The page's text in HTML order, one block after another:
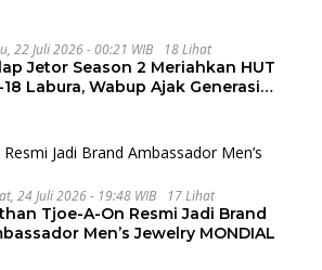
22 Juli 2026 - 00:21 WIB 18 Lihat
Jetor Season 2 Meriahkan HUT
18 Labura, Wabup Ajak Generasi
24 Juli 2026 - 19:48 WIB 17 Lihat
Tjoe-A-On Resmi Jadi Brand
Men’s Jewelry MONDIAL